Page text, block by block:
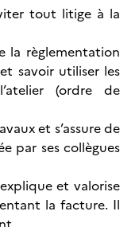
tout litige à la
la règlementation
savoir utiliser les
(ordre de
et s’assure de
par ses collègues
et valorise
la facture. Il